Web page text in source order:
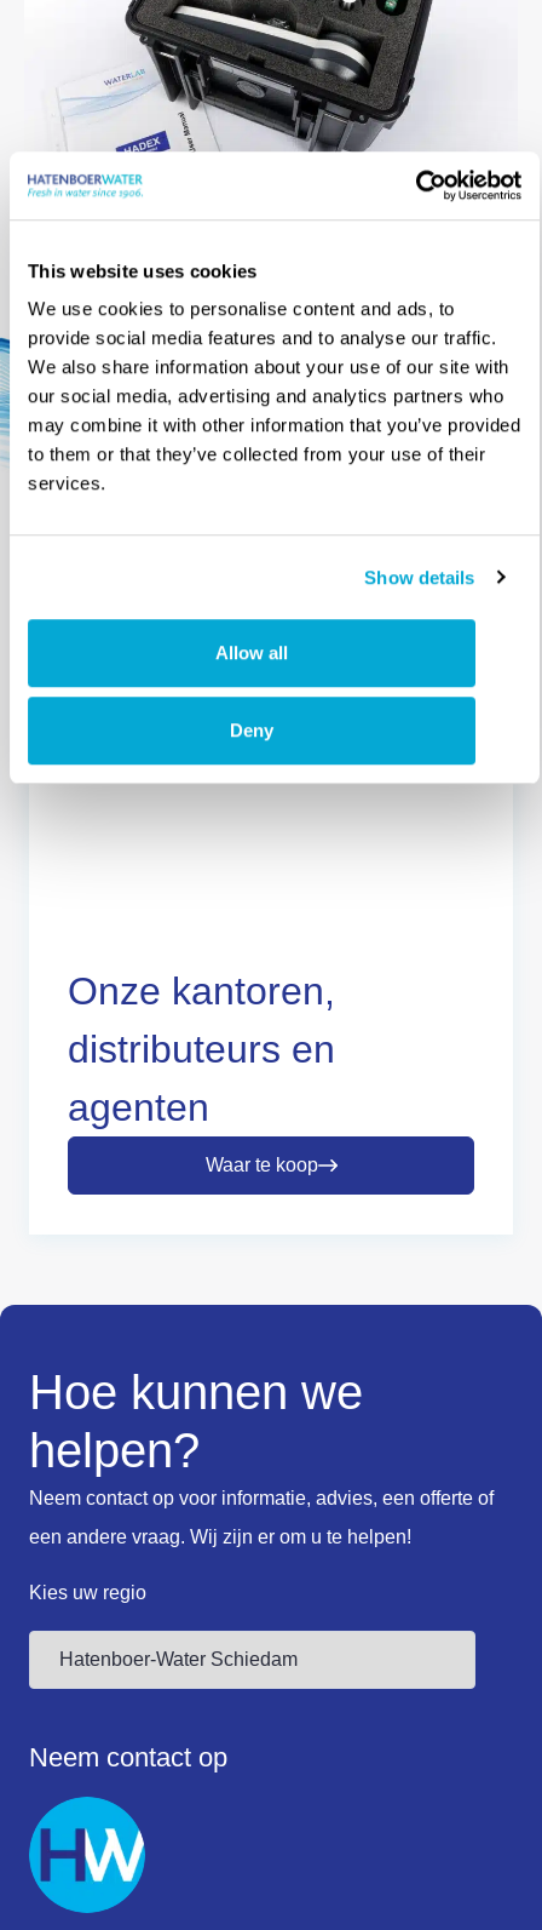
This website uses cookies
We use cookies to personalise content and ads, to
provide social media features and to analyse our traffic.
We also share information about your use of our site with
our social media, advertising and analytics partners who
may combine it with other information that you’ve provided
to them or that they’ve collected from your use of their
services.
Show details
Allow all
Deny
Downloads
Onze kantoren,
distributeurs en
agenten
Waar te koop
Hoe kunnen we
helpen?
Neem contact op voor informatie, advies, een offerte of
een andere vraag. Wij zijn er om u te helpen!
Kies uw regio
Neem contact op